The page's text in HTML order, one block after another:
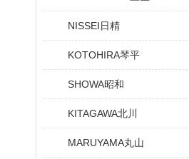
NISSEI日精
KOTOHIRA琴平
SHOWA昭和
KITAGAWA北川
MARUYAMA丸山